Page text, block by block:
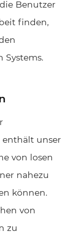
Benutzer
finden,
Systems.
unser
von losen
nahezu
können.
von
zu